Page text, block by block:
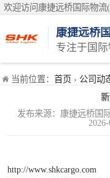
欢迎访问康捷远桥国际物流
当前位置： 首页 › 公司动
发布来源：康捷远桥
http://www.shkcargo.com
日本空运
韩国空运
印度空运